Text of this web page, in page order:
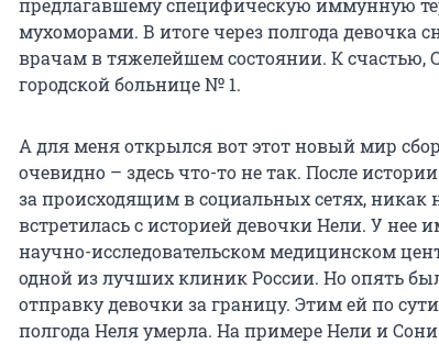
предлагавшему специфическую иммунную
мухоморами. В итоге через полгода девочка
врачам в тяжелейшем состоянии. К счастью,
городской больнице № 1.
А для меня открылся вот этот новый мир
очевидно – здесь что-то не так. После
за происходящим в социальных сетях,
встретилась с историей девочки Нели. У нее
научно-исследовательском медицинском
одной из лучших клиник России. Но опять
отправку девочки за границу. Этим ей по
полгода Неля умерла. На примере Нели и